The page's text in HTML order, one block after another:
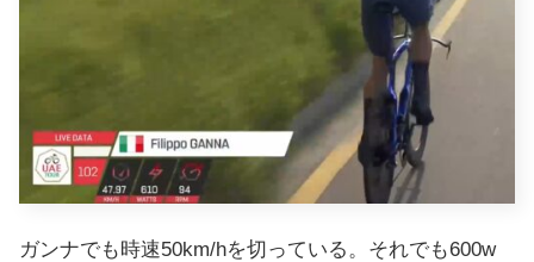
ガンナでも時速50km/hを切っている。それでも600w